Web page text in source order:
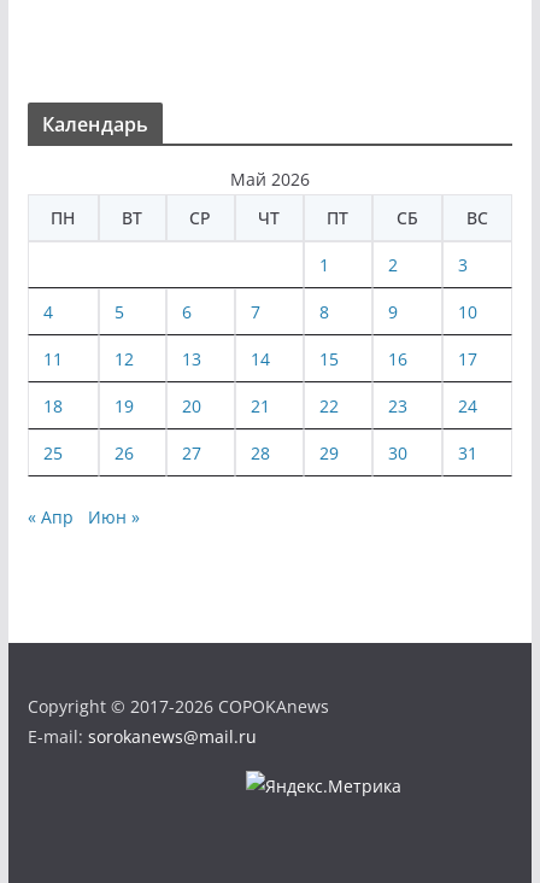
Календарь
Май 2026
ПН
ВТ СР ЧТ ПТ СБ ВС
1 2 3
4 5 6 7 8 9 10
11 12 13 14 15 16 17
18 19 20 21 22 23 24
25 26 27 28 29 30 31
« Апр Июн »
Copyright © 2017-2026 COPOKAnews
E-mail: sorokanews@mail.ru